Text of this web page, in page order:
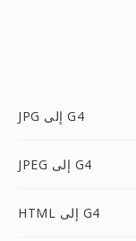
JPG إلى G4
JPEG إلى G4
HTML إلى G4